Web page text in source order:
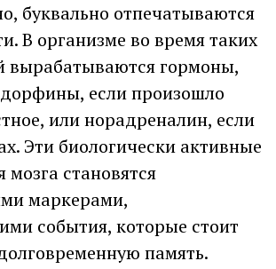
буквально отпечатываются
В организме во время таких
вырабатываются гормоны,
если произошло
или норадреналин, если
Эти биологически активные
мозга становятся
маркерами,
события, которые стоит
память.